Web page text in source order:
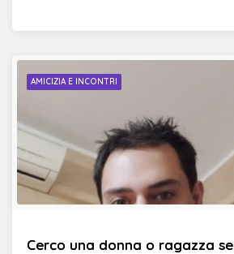
AMICIZIA E INCONTRI
Cerco una donna o ragazza